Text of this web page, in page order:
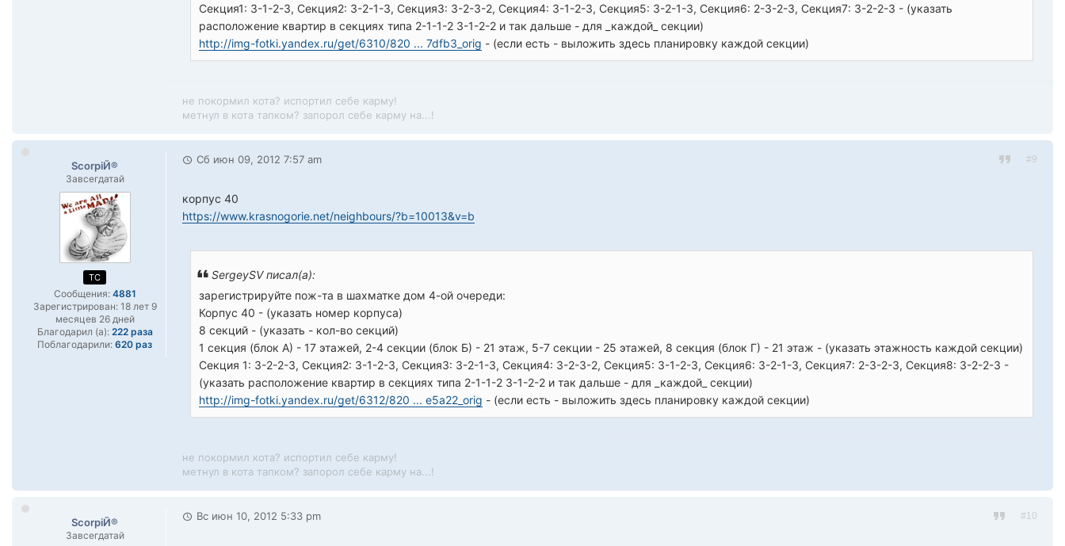
Секция1: 3-1-2-3, Секция2: 3-2-1-3, Секция3: 3-2-3-2, Секция4: 3-1-2-3, Секция5: 3-2-1-3, Секция6: 2-3-2-3, Секция7: 3-2-2-3 - (указать
расположение квартир в секциях типа 2-1-1-2 3-1-2-2 и так дальше - для _каждой_ секции)
http://img-fotki.yandex.ru/get/6310/820 ... 7dfb3_orig - (если есть - выложить здесь планировку каждой секции)
не покормил кота? испортил себе карму!
метнул в кота тапком? запорол себе карму на...!
ScorpiЙ®
Завсегдатай
TC
Сообщения: 4881
Зарегистрирован: 18 лет 9
месяцев 26 дней
Благодарил (а): 222 раза
Поблагодарили: 620 раз
#9
Сб июн 09, 2012 7:57 am
корпус 40
https://www.krasnogorie.net/neighbours/?b=10013&v=b
SergeySV писал(а):
зарегистрируйте пож-та в шахматке дом 4-ой очереди:
Корпус 40 - (указать номер корпуса)
8 секций - (указать - кол-во секций)
1 секция (блок А) - 17 этажей, 2-4 секции (блок Б) - 21 этаж, 5-7 секции - 25 этажей, 8 секция (блок Г) - 21 этаж - (указать этажность каждой секции)
Секция 1: 3-2-2-3, Секция2: 3-1-2-3, Секция3: 3-2-1-3, Секция4: 3-2-3-2, Секция5: 3-1-2-3, Секция6: 3-2-1-3, Секция7: 2-3-2-3, Секция8: 3-2-2-3 -
(указать расположение квартир в секциях типа 2-1-1-2 3-1-2-2 и так дальше - для _каждой_ секции)
http://img-fotki.yandex.ru/get/6312/820 ... e5a22_orig - (если есть - выложить здесь планировку каждой секции)
не покормил кота? испортил себе карму!
метнул в кота тапком? запорол себе карму на...!
ScorpiЙ®
Завсегдатай
#10
Вс июн 10, 2012 5:33 pm